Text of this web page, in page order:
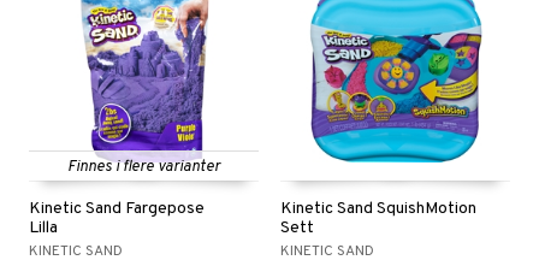
Finnes i flere varianter
Kinetic Sand Fargepose
Lilla
KINETIC SAND
Kinetic Sand SquishMotion
Sett
KINETIC SAND